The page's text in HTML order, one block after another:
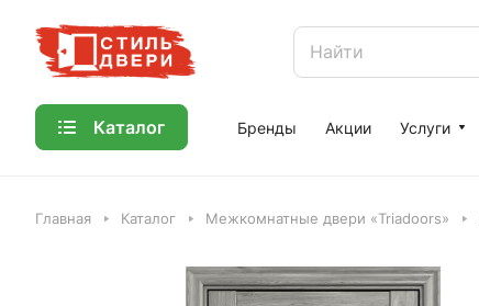
Каталог Бренды Акции Услуги
Главная Каталог Межкомнатные двери «Triadoors»